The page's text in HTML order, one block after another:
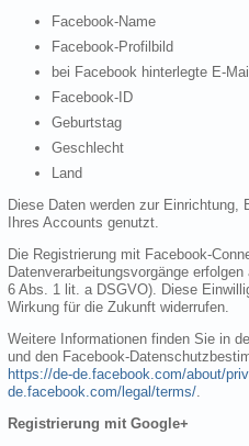
Facebook-Name
Facebook-Profilbild
bei Facebook hinterlegte E-
Facebook-ID
Geburtstag
Geschlecht
Land
Diese Daten werden zur Einrichtung,
Ihres Accounts genutzt.
Die Registrierung mit Facebook-
Datenverarbeitungsvorgänge
6 Abs. 1 lit. a DSGVO). Diese
Wirkung für die Zukunft widerrufen.
Weitere Informationen finden Sie in
und den Facebook-
https://de-de.facebook.com/about/
de.facebook.com/legal/terms/.
Registrierung mit Google+